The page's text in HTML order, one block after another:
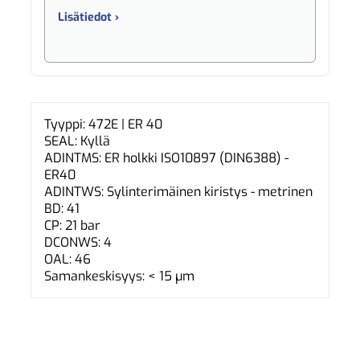
Lisätiedot ›
Tyyppi: 472E | ER 40
SEAL: Kyllä
ADINTMS: ER holkki ISO10897 (DIN6388) -
ER40
ADINTWS: Sylinterimäinen kiristys - metrinen
BD: 41
CP: 21 bar
DCONWS: 4
OAL: 46
Samankeskisyys: < 15 µm